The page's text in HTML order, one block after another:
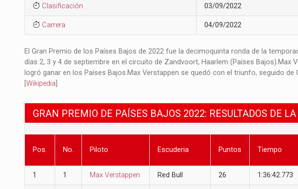
Clasificación 03/09/2022
Carrera 04/09/2022
El Gran Premio de los Países Bajos de 2022 fue la decimoquinta ronda de la
días 2, 3 y 4 de septiembre en el circuito de Zandvoort, Haarlem (Países Bajos).​ Max
logró ganar en los Países Bajos.​ Max Verstappen se quedó con el triunfo, seguido de
Wikipedia
GRAN PREMIO DE PAÍSES BAJOS 2022: RESULTADOS DE
Pos. No. Piloto Escuderia Puntos Tiempo
1 1 Max Verstappen Red Bull 26 1:36:42.773